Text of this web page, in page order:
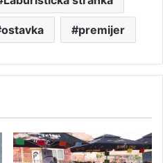
ostavka premijer